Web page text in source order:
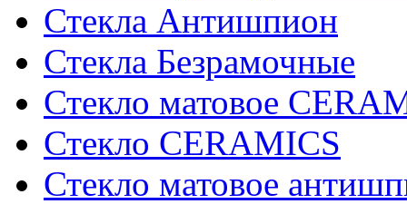
Стекла Антишпион
Стекла Безрамочные
Стекло матовое
Стекло CERAMICS
Стекло матовое